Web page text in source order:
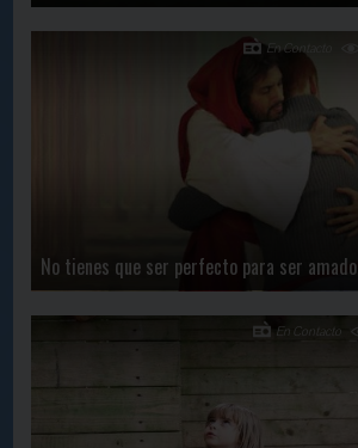
No tienes que ser perfecto para ser amado
En Contacto
En Contacto